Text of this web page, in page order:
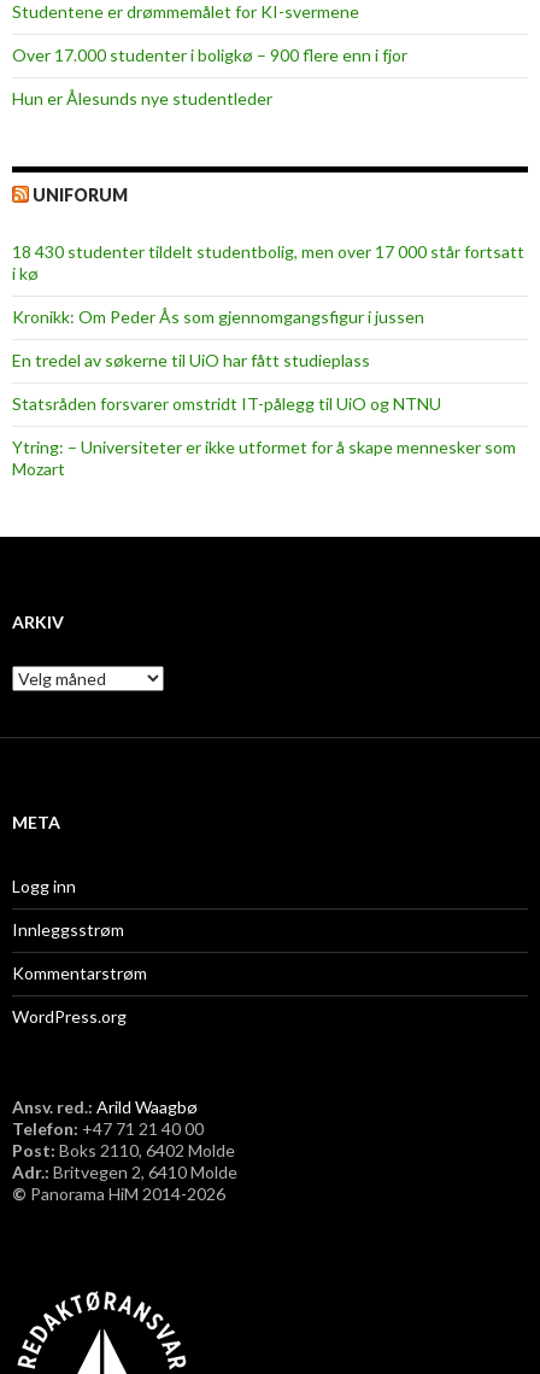
Studentene er drømmemålet for KI-svermene
Over 17.000 studenter i boligkø – 900 flere enn i fjor
Hun er Ålesunds nye studentleder
UNIFORUM
18 430 studenter tildelt studentbolig, men over 17 000 står fortsatt
i kø
Kronikk: Om Peder Ås som gjennomgangsfigur i jussen
En tredel av søkerne til UiO har fått studieplass
Statsråden forsvarer omstridt IT-pålegg til UiO og NTNU
Ytring: – Universiteter er ikke utformet for å skape mennesker som
Mozart
ARKIV
A
r
i
META
Logg inn
Innleggsstrøm
Kommentarstrøm
WordPress.org
Ansv. red.: Arild Waagbø
Telefon: ​+47 71 21 40 00
Post: Boks 2110, 6402 Molde
Adr.: Britvegen 2, 6410 Molde
© Panorama HiM 2014-2026